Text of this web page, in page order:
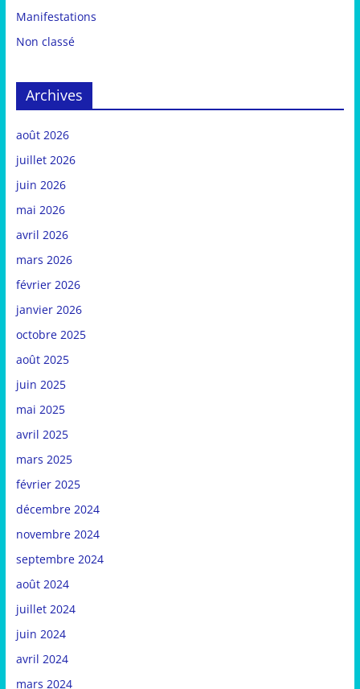
Manifestations
Non classé
Archives
août 2026
juillet 2026
juin 2026
mai 2026
avril 2026
mars 2026
février 2026
janvier 2026
octobre 2025
août 2025
juin 2025
mai 2025
avril 2025
mars 2025
février 2025
décembre 2024
novembre 2024
septembre 2024
août 2024
juillet 2024
juin 2024
avril 2024
mars 2024